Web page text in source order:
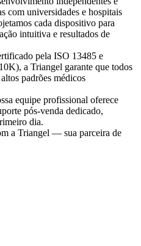
com universidades e hospitais
cada dispositivo para
intuitiva e resultados de
pela ISO 13485 e
a Triangel garante que todos
padrões médicos
equipe profissional oferece
pós-venda dedicado,
dia.
a Triangel — sua parceira de